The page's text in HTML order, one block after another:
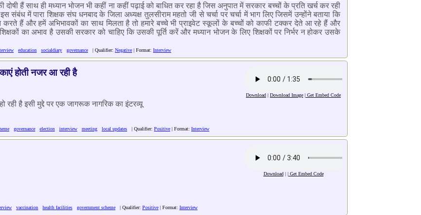
दोषी हैं साथ ही मध्यान भोजन भी कहीं ना कहीं पढ़ाई को बाधित कर रहा है जिस अनुपात में सरकार बच्चों के प्रति खर्च कर रही
में पारा शिक्षक संघ धनबाद के जिला अध्यक्ष तुलसीराम महतो जी से चर्चा पर चर्चा में भाग लिए जिसमें उन्होंने बताया कि
हैं और हमें अभिभावकों का साथ मिलता है तो हमारे बच्चे भी प्राइवेट स्कूलों के बच्चों को काफी टक्कर देते आ रहे हैं और
का अभाव है उसकी सरकार को चाहिए कि उसकी पूर्ति करें और मध्यान भोजन के लिए शिक्षकों पर निर्भर न होकर उसके
education socialdiary governance | Qualifier: Negative | Format: Interview
होती नजर आ रही है
Download | Download Image | Get Embed Code
है इसी मुद्दे पर एक जागरूक नागरिक का इंटरव्यू
governance election interview meeting local updates | Qualifier: Positive | Format: Interview
Download| |Get Embed Code
vaccination health facilities government scheme | Qualifier: Positive | Format: Interview